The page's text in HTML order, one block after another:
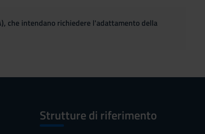
che intendano richiedere l'adattamento della
Strutture di riferimento